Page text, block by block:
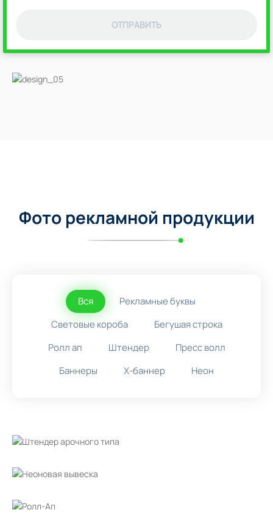
ОТПРАВИТЬ
Фото рекламной продукции
Вся
Рекламные буквы
Световые короба
Бегушая строка
Ролл ап
Штендер
Пресс волл
Баннеры
X-баннер Неон